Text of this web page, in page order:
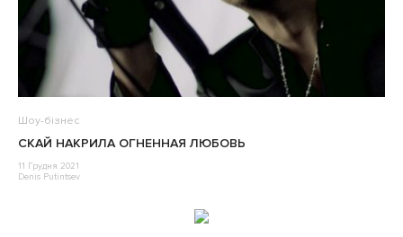
Шоу-бізнес
СКАЙ НАКРИЛА ОГНЕННАЯ ЛЮБОВЬ
11 Грудня 2021
Denis Putintsev